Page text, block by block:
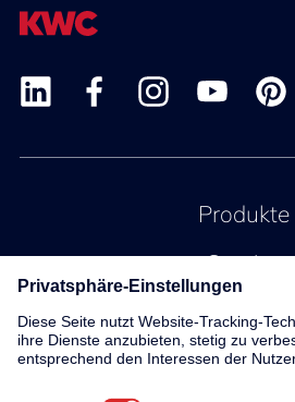
Produkte
Service
Kontakt
Über uns